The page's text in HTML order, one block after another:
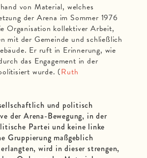
von Material, welches
der Arena im Sommer 1976
Organisation kollektiver Arbeit,
mit der Gemeinde und schließlich
Er ruft in Erinnerung, wie
das Engagement in der
wurde. (Ruth
und politisch
der Arena-Bewegung, in der
Partei und keine linke
Gruppierung maßgeblich
wird in dieser strengen,